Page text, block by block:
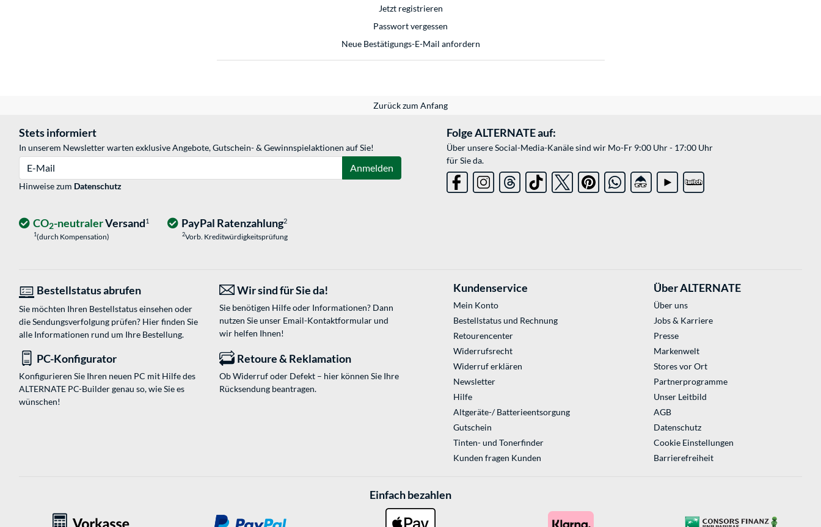
Jetzt registrieren
Passwort vergessen
Neue Bestätigungs-E-Mail anfordern
Zurück zum Anfang
Stets informiert
In unserem Newsletter warten exklusive Angebote, Gutschein- & Gewinnspielaktionen auf Sie!
Anmelden
Hinweise zum Datenschutz
Folge ALTERNATE auf:
Über unsere Social-Media-Kanäle sind wir Mo-Fr 9:00 Uhr - 17:00 Uhr
für Sie da.
CO2-neutralerVersand1
1(durch Kompensation)
PayPal Ratenzahlung2
2Vorb. Kreditwürdigkeitsprüfung
Bestellstatus abrufen
Sie möchten Ihren Bestellstatus einsehen oder
die Sendungsverfolgung prüfen? Hier finden Sie
alle Informationen rund um Ihre Bestellung.
Wir sind für Sie da!
Sie benötigen Hilfe oder Informationen? Dann
nutzen Sie unser Email-Kontaktformularund
wir helfen Ihnen!
PC-Konfigurator
Konfigurieren Sie Ihren neuen PC mit Hilfe des
ALTERNATE PC-Builder genau so, wie Sie es
wünschen!
Retoure & Reklamation
Ob Widerruf oder Defekt – hier können Sie Ihre
Rücksendung beantragen.
Kundenservice
Mein Konto
Bestellstatus und Rechnung
Retourencenter
Widerrufsrecht
Widerruf erklären
Newsletter
Hilfe
Altgeräte-/ Batterieentsorgung
Gutschein
Tinten- und Tonerfinder
Kunden fragen Kunden
Über ALTERNATE
Über uns
Jobs & Karriere
Presse
Markenwelt
Stores vor Ort
Partnerprogramme
Unser Leitbild
AGB
Datenschutz
Cookie Einstellungen
Barrierefreiheit
Einfach bezahlen